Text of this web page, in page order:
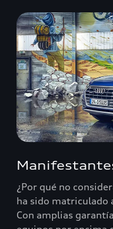
¿Por qué no
ha sido matriculado
Con amplias